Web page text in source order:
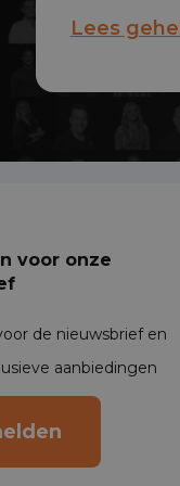
Lees
voor onze
de nieuwsbrief en
aanbiedingen